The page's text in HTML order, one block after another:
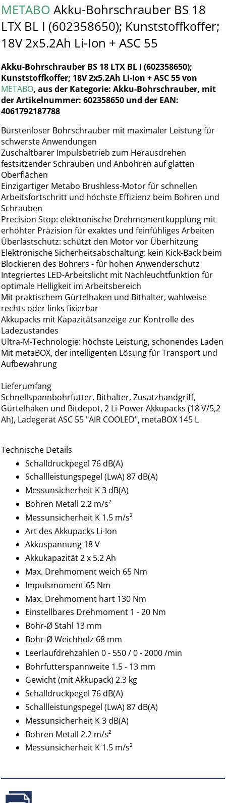
METABOAkku-Bohrschrauber BS 18
LTX BL I (602358650); Kunststoffkoffer;
18V 2x5.2Ah Li-Ion + ASC 55
Akku-Bohrschrauber BS 18 LTX BL I (602358650);
Kunststoffkoffer; 18V 2x5.2Ah Li-Ion + ASC 55 von
METABO, aus der Kategorie: Akku-Bohrschrauber, mit
der Artikelnummer: 602358650 und der EAN:
4061792187788
Bürstenloser Bohrschrauber mit maximaler Leistung für
schwerste Anwendungen
Zuschaltbarer Impulsbetrieb zum Herausdrehen
festsitzender Schrauben und Anbohren auf glatten
Oberflächen
Einzigartiger Metabo Brushless-Motor für schnellen
Arbeitsfortschritt und höchste Effizienz beim Bohren und
Schrauben
Precision Stop: elektronische Drehmomentkupplung mit
erhöhter Präzision für exaktes und feinfühliges Arbeiten
Überlastschutz: schützt den Motor vor Überhitzung
Elektronische Sicherheitsabschaltung: kein Kick-Back beim
Blockieren des Bohrers - für hohen Anwenderschutz
Integriertes LED-Arbeitslicht mit Nachleuchtfunktion für
optimale Helligkeit im Arbeitsbereich
Mit praktischem Gürtelhaken und Bithalter, wahlweise
rechts oder links fixierbar
Akkupacks mit Kapazitätsanzeige zur Kontrolle des
Ladezustandes
Ultra-M-Technologie: höchste Leistung, schonendes Laden
Mit metaBOX, der intelligenten Lösung für Transport und
Aufbewahrung
Lieferumfang
Schnellspannbohrfutter, Bithalter, Zusatzhandgriff,
Gürtelhaken und Bitdepot, 2 Li-Power Akkupacks (18 V/5,2
Ah), Ladegerät ASC 55 "AIR COOLED", metaBOX 145 L
Technische Details
Schalldruckpegel 76 dB(A)
Schallleistungspegel (LwA) 87 dB(A)
Messunsicherheit K 3 dB(A)
Bohren Metall 2.2 m/s²
Messunsicherheit K 1.5 m/s²
Art des Akkupacks Li-Ion
Akkuspannung 18 V
Akkukapazität 2 x 5.2 Ah
Max. Drehmoment weich 65 Nm
Impulsmoment 65 Nm
Max. Drehmoment hart 130 Nm
Einstellbares Drehmoment 1 - 20 Nm
Bohr-Ø Stahl 13 mm
Bohr-Ø Weichholz 68 mm
Leerlaufdrehzahlen 0 - 550 / 0 - 2000 /min
Bohrfutterspannweite 1.5 - 13 mm
Gewicht (mit Akkupack) 2.3 kg
Schalldruckpegel 76 dB(A)
Schallleistungspegel (LwA) 87 dB(A)
Messunsicherheit K 3 dB(A)
Bohren Metall 2.2 m/s²
Messunsicherheit K 1.5 m/s²